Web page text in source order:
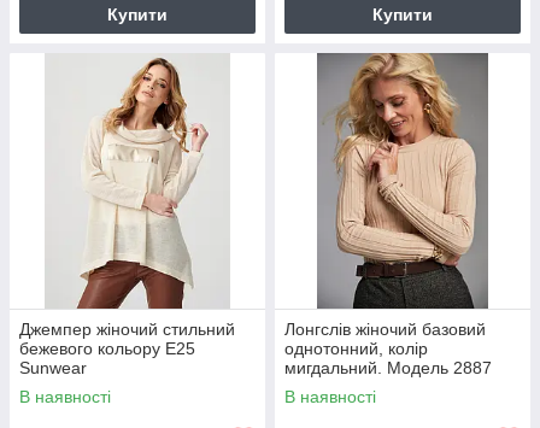
Купити Купити
Джемпер жіночий стильний
бежевого кольору E25
Sunwear
В наявності
Лонгслів жіночий базовий
однотонний, колір
мигдальний. Модель 2887
Trikobakh
В наявності